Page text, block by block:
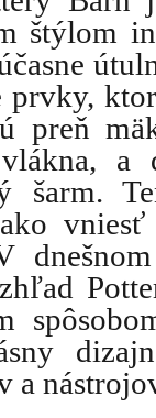
štýlom
prvky,
preň
a
šarm.
a